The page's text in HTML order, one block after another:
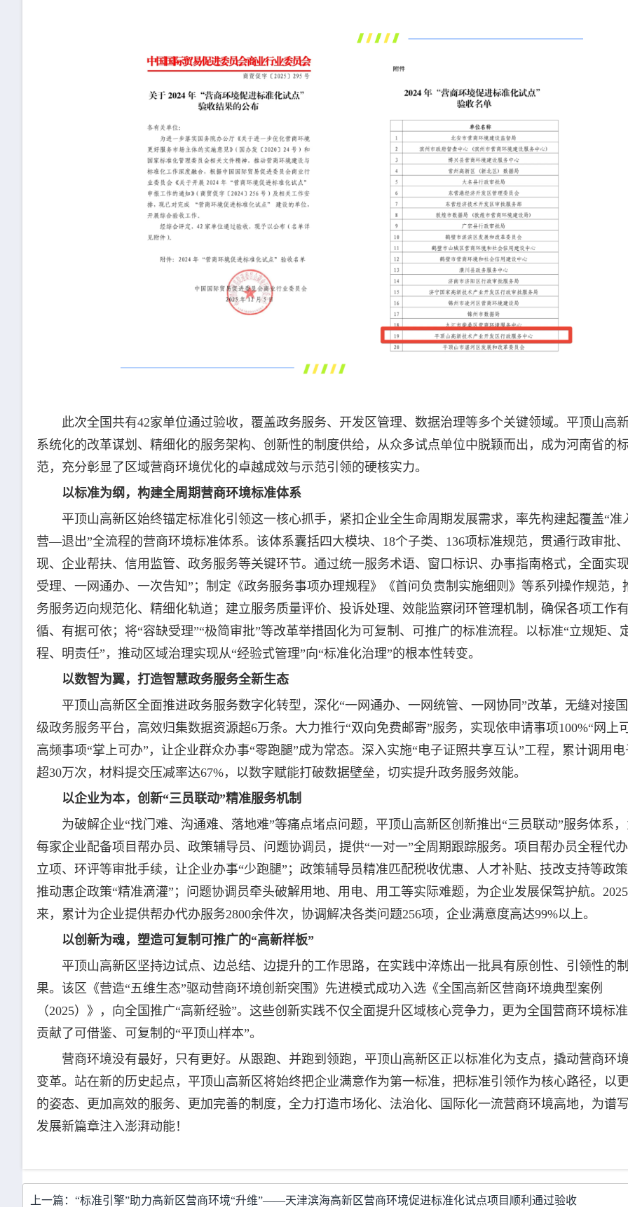
此次全国共有42家单位通过验收，覆盖政务服务、开发区管理、数据治理等多个关键领域。平顶山高
系统化的改革谋划、精细化的服务架构、创新性的制度供给，从众多试点单位中脱颖而出，成为河南省的
范，充分彰显了区域营商环境优化的卓越成效与示范引领的硬核实力。
以标准为纲，构建全周期营商环境标准体系
平顶山高新区始终锚定标准化引领这一核心抓手，紧扣企业全生命周期发展需求，率先构建起覆盖“
营—退出”全流程的营商环境标准体系。该体系囊括四大模块、18个子类、136项标准规范，贯通行政审批
现、企业帮扶、信用监管、政务服务等关键环节。通过统一服务术语、窗口标识、办事指南格式，全面实
受理、一网通办、一次告知”；制定《政务服务事项办理规程》《首问负责制实施细则》等系列操作规范，
务服务迈向规范化、精细化轨道；建立服务质量评价、投诉处理、效能监察闭环管理机制，确保各项工作
循、有据可依；将“容缺受理”“极简审批”等改革举措固化为可复制、可推广的标准流程。以标准“立规矩、
程、明责任”，推动区域治理实现从“经验式管理”向“标准化治理”的根本性转变。
以数智为翼，打造智慧政务服务全新生态
平顶山高新区全面推进政务服务数字化转型，深化“一网通办、一网统管、一网协同”改革，无缝对接
级政务服务平台，高效归集数据资源超6万条。大力推行“双向免费邮寄”服务，实现依申请事项100%“网上
高频事项“掌上可办”，让企业群众办事“零跑腿”成为常态。深入实施“电子证照共享互认”工程，累计调用
超30万次，材料提交压减率达67%，以数字赋能打破数据壁垒，切实提升政务服务效能。
以企业为本，创新“三员联动”精准服务机制
为破解企业“找门难、沟通难、落地难”等痛点堵点问题，平顶山高新区创新推出“三员联动”服务体系
每家企业配备项目帮办员、政策辅导员、问题协调员，提供“一对一”全周期跟踪服务。项目帮办员全程代
立项、环评等审批手续，让企业办事“少跑腿”；政策辅导员精准匹配税收优惠、人才补贴、技改支持等政
推动惠企政策“精准滴灌”；问题协调员牵头破解用地、用电、用工等实际难题，为企业发展保驾护航。
来，累计为企业提供帮办代办服务2800余件次，协调解决各类问题256项，企业满意度高达99%以上。
以创新为魂，塑造可复制可推广的“高新样板”
平顶山高新区坚持边试点、边总结、边提升的工作思路，在实践中淬炼出一批具有原创性、引领性的
果。该区《营造“五维生态”驱动营商环境创新突围》先进模式成功入选《全国高新区营商环境典型案例
（2025）》，向全国推广“高新经验”。这些创新实践不仅全面提升区域核心竞争力，更为全国营商环境标
贡献了可借鉴、可复制的“平顶山样本”。
营商环境没有最好，只有更好。从跟跑、并跑到领跑，平顶山高新区正以标准化为支点，撬动营商环
变革。站在新的历史起点，平顶山高新区将始终把企业满意作为第一标准，把标准引领作为核心路径，以
的姿态、更加高效的服务、更加完善的制度，全力打造市场化、法治化、国际化一流营商环境高地，为谱
发展新篇章注入澎湃动能！
上一篇：“标准引擎”助力高新区营商环境“升维”——天津滨海高新区营商环境促进标准化试点项目顺利通过验收